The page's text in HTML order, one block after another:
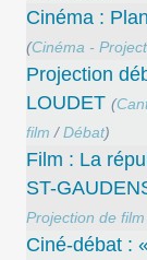
Cinéma :
(Cinéma -
Projection
LOUDET (
film /Débat)
Film : La
ST-
Projection de film
Ciné-débat :